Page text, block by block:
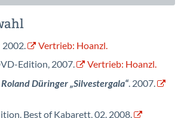
2002.
Vertrieb: Hoanzl.
Edition, 2007.
Vertrieb: Hoanzl.
Düringer „Silvestergala“. 2007.
Best of Kabarett, 02. 2008.